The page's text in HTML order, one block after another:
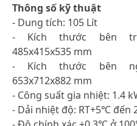
Thông số kỹ thuật
- Dung tích: 105 Lít
- Kích thước bên
485x415x535 mm
- Kích thước bên
653x712x882 mm
- Công suất gia nhiệt: 1.4
- Dải nhiệt độ: RT+5℃ đến